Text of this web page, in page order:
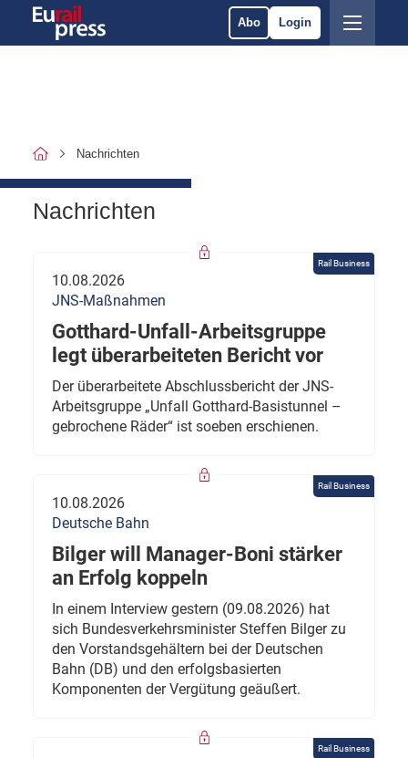
Abo Login
Nachrichten
Nachrichten
Rail Business
10.08.2026
JNS-Maßnahmen
Gotthard-Unfall-Arbeitsgruppe
legt überarbeiteten Bericht vor
Der überarbeitete Abschlussbericht der JNS-
Arbeitsgruppe „Unfall Gotthard-Basistunnel –
gebrochene Räder“ ist soeben erschienen.
Rail Business
10.08.2026
Deutsche Bahn
Bilger will Manager-Boni stärker
an Erfolg koppeln
In einem Interview gestern (09.08.2026) hat
sich Bundesverkehrsminister Steffen Bilger zu
den Vorstandsgehältern bei der Deutschen
Bahn (DB) und den erfolgsbasierten
Komponenten der Vergütung geäußert.
Rail Business